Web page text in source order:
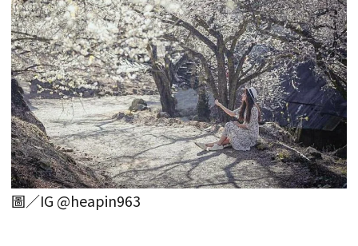
圖／IG @heapin963